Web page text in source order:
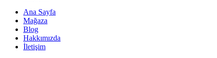
Ana Sayfa
Mağaza
Blog
Hakkımızda
İletişim